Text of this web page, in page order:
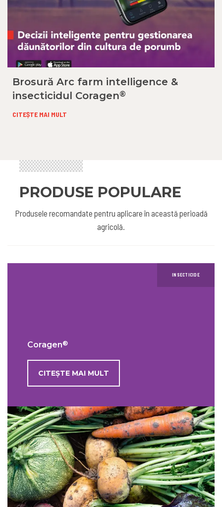
Brosură Arc farm intelligence &
insecticidul Coragen®
CITEȘTE MAI MULT
PRODUSE POPULARE
Produsele recomandate pentru aplicare în această perioadă
agricolă.
INSECTICIDE
Coragen®
CITEȘTE MAI MULT